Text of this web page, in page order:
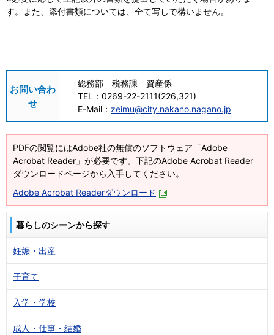
す。また、添付書類については、全て写しで構いません。
お問い合わ
せ
総務部 税務課 資産係
TEL： 0269-22-2111(226,321)
E-Mail： zeimu@city.nakano.nagano.jp
PDFの閲覧にはAdobe社の無償のソフトウェア「Adobe
Acrobat Reader」が必要です。下記のAdobe Acrobat Reader
ダウンロードページから入手してください。
Adobe Acrobat Readerダウンロード
暮らしのシーンから探す
妊娠・出産
子育て
入学・学校
成人・仕事・結婚